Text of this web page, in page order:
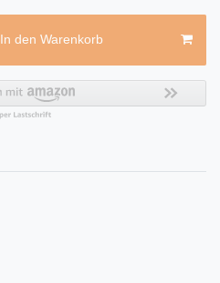
In den Warenkorb